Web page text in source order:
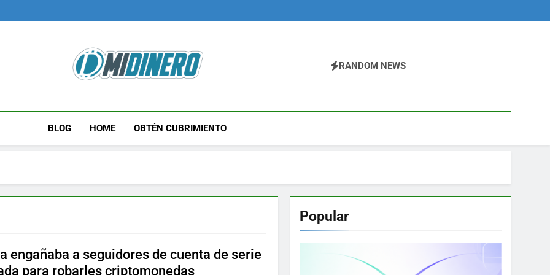
Midinero.co
RANDOM NEWS
BLOG HOME OBTÉN CUBRIMIENTO
engañaba a seguidores de cuenta de serie
para robarles criptomonedas
Popular